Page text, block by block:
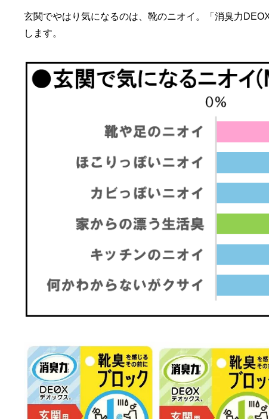
玄関でやはり気になるのは、靴のニオイ。「消臭力
します。